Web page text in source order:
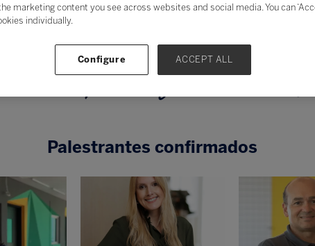
em
Palestrantes confirmados
marketing content you see across websites and social media. You can
individually.
Configure ACCEPT ALL